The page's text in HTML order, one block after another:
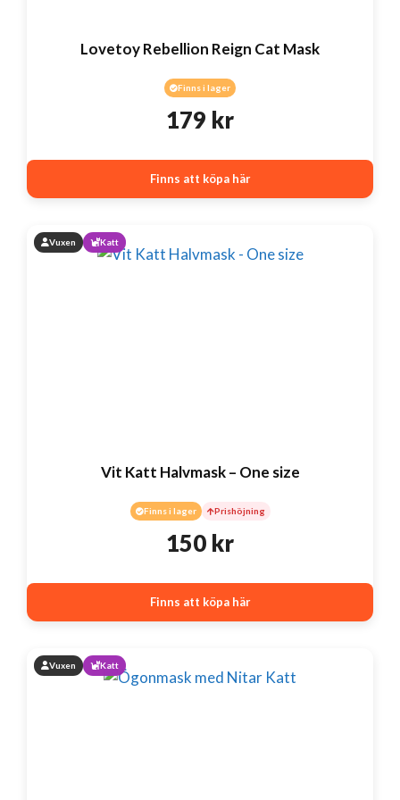
Lovetoy Rebellion Reign Cat Mask
Finns i lager
179 kr
Finns att köpa här
Vuxen Katt
Vit Katt Halvmask – One size
Finns i lager Prishöjning
150 kr
Finns att köpa här
Vuxen Katt